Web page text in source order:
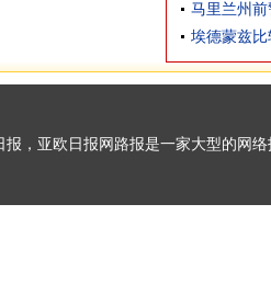
马里兰州
埃德蒙兹比
报，亚欧日报网路报是一家大型的网